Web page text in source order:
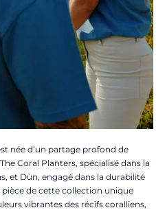
née d’un partage profond de
Coral Planters, spécialisé dans la
et Dùn, engagé dans la durabilité
pièce de cette collection unique
vibrantes des récifs coralliens,